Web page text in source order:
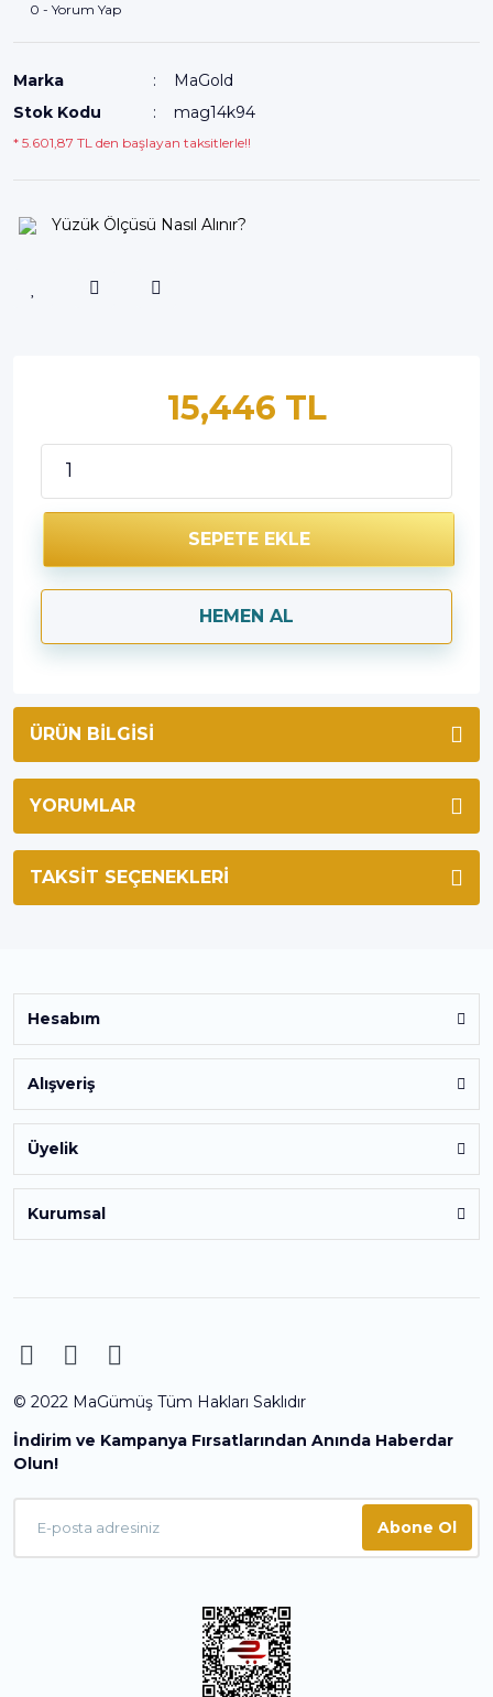
0 - Yorum Yap
Marka
MaGold
Stok Kodu
mag14k94
* 5.601,87 TL den başlayan taksitlerle!!
Yüzük Ölçüsü Nasıl Alınır?
15,446 TL
SEPETE EKLE
HEMEN AL
ÜRÜN BILGISI
YORUMLAR
TAKSIT SEÇENEKLERI
Hesabım
Alışveriş
Üyelik
Kurumsal
© 2022 MaGümüş Tüm Hakları Saklıdır
İndirim ve Kampanya Fırsatlarından Anında Haberdar
Olun!
Abone Ol